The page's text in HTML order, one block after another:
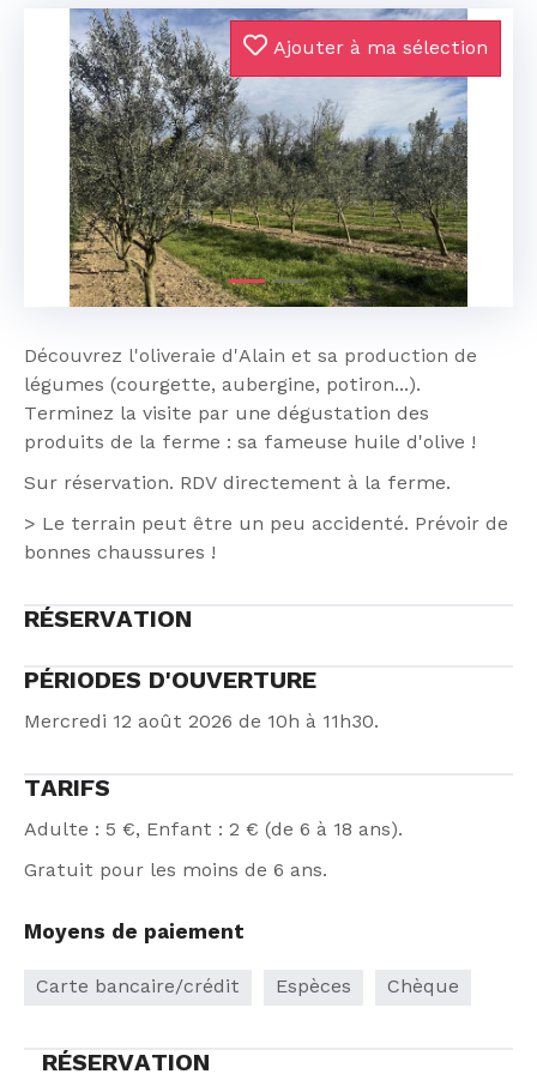
Précédent
Ajouter à ma sélection
Découvrez l'oliveraie d'Alain et sa production de
légumes (courgette, aubergine, potiron...).
Terminez la visite par une dégustation des
produits de la ferme : sa fameuse huile d'olive !
Sur réservation. RDV directement à la ferme.
> Le terrain peut être un peu accidenté. Prévoir de
bonnes chaussures !
RÉSERVATION
PÉRIODES D'OUVERTURE
Mercredi 12 août 2026 de 10h à 11h30.
TARIFS
Adulte : 5 €, Enfant : 2 € (de 6 à 18 ans).
Gratuit pour les moins de 6 ans.
Moyens de paiement
Carte bancaire/crédit Espèces Chèque
RÉSERVATION